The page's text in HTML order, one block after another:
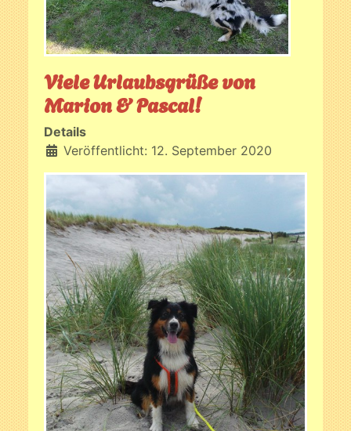
Viele Urlaubsgrüße von
Marion & Pascal!
Details
Veröffentlicht: 12. September 2020